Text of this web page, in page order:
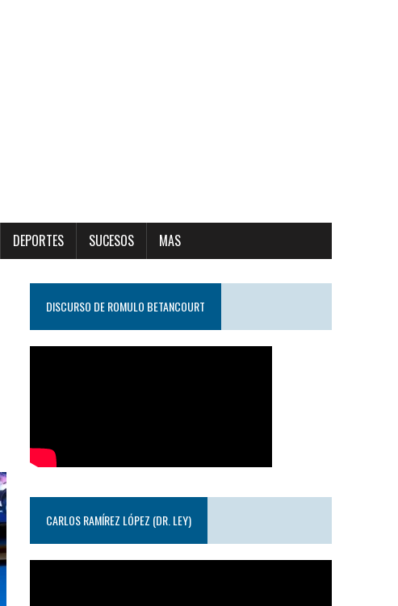
DEPORTES SUCESOS MAS
DISCURSO DE ROMULO BETANCOURT
CARLOS RAMÍREZ LÓPEZ (DR. LEY)